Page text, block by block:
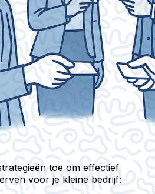
toe om effectief
voor je kleine bedrijf: